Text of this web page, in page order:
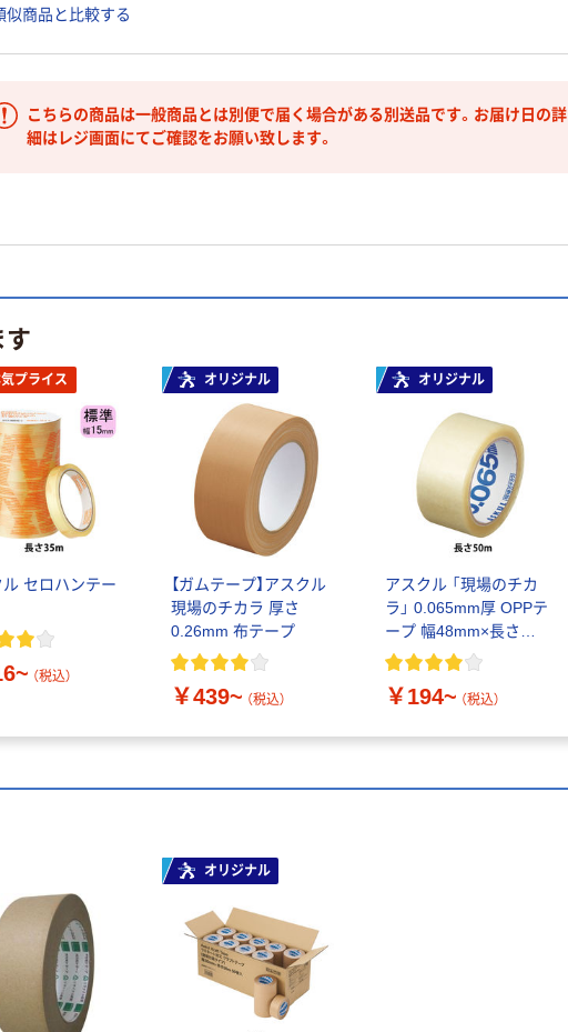
似商品と比較する
こちらの商品は一般商品とは別便で届く場合がある別送品です。お届け日の詳
細はレジ画面にてご確認をお願い致します。
プライス
ル セロハンテー
（税込）
オリジナル
【ガムテープ】アスクル
現場のチカラ 厚さ
0.26mm 布テープ
￥439~ （税込）
オリジナル
アスクル 「現場のチカ
ラ」 0.065mm厚 OPPテ
ープ 幅48mm×長さ
50m・100m
￥194~ （税込）
オリジナル